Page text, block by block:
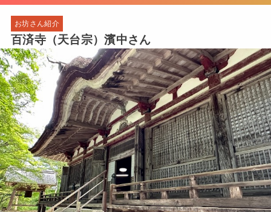
お坊さん紹介
百済寺（天台宗）濱中さん